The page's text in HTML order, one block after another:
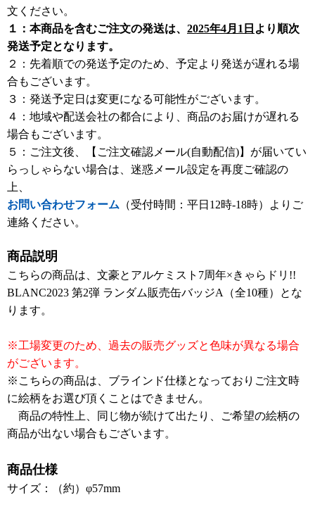
文ください。
１：本商品を含むご注文の発送は、 2025年4月1日 より順次
発送予定となります。
２：先着順での発送予定のため、予定より発送が遅れる場
合もございます。
３：発送予定日は変更になる可能性がございます。
４：地域や配送会社の都合により、商品のお届けが遅れる
場合もございます。
５：ご注文後、【ご注文確認メール(自動配信)】が届いてい
らっしゃらない場合は、迷惑メール設定を再度ご確認の
上、
お問い合わせフォーム （受付時間：平日12時-18時）よりご
連絡ください。
商品説明
こちらの商品は、文豪とアルケミスト7周年×きゃらドリ!!
BLANC2023 第2弾 ランダム販売缶バッジA（全10種）とな
ります。
※工場変更のため、過去の販売グッズと色味が異なる場合
がございます。
※こちらの商品は、ブラインド仕様となっておりご注文時
に絵柄をお選び頂くことはできません。
商品の特性上、同じ物が続けて出たり、ご希望の絵柄の
商品が出ない場合もございます。
商品仕様
サイズ：（約）φ57mm